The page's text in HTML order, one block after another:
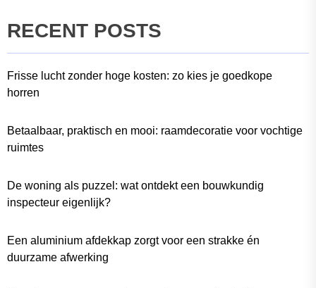
RECENT POSTS
Frisse lucht zonder hoge kosten: zo kies je goedkope
horren
Betaalbaar, praktisch en mooi: raamdecoratie voor vochtige
ruimtes
De woning als puzzel: wat ontdekt een bouwkundig
inspecteur eigenlijk?
Een aluminium afdekkap zorgt voor een strakke én
duurzame afwerking